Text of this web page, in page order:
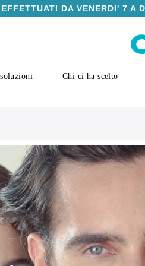
DA VENERDI' 7 A
Chi ci ha scelto